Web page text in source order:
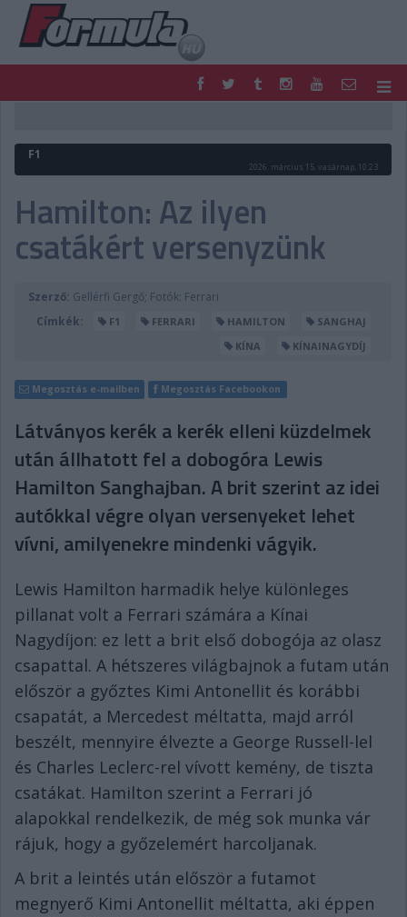
FORMULA
MOTOR
HAZAI
PODCAST
SHOP
TIPPJÁTÉK
DIGITÁLIS MAGAZIN
PONTÁLLÁSOK
F1
2026. március 15. vasárnap, 10:23
Hamilton: Az ilyen
csatákért versenyzünk
Szerző: Gellérfi Gergő; Fotók: Ferrari
Címkék:
F1 FERRARI HAMILTON
SANGHAJ
KÍNA
KÍNAINAGYDÍJ
Megosztás e-mailben Megosztás Facebookon
Látványos kerék a kerék elleni küzdelmek
után állhatott fel a dobogóra Lewis
Hamilton Sanghajban. A brit szerint az idei
autókkal végre olyan versenyeket lehet
vívni, amilyenekre mindenki vágyik.
Lewis Hamilton harmadik helye különleges
pillanat volt a Ferrari számára a Kínai
Nagydíjon: ez lett a brit első dobogója az olasz
csapattal. A hétszeres világbajnok a futam után
először a győztes Kimi Antonellit és korábbi
csapatát, a Mercedest méltatta, majd arról
beszélt, mennyire élvezte a George Russell-lel
és Charles Leclerc-rel vívott kemény, de tiszta
csatákat. Hamilton szerint a Ferrari jó
alapokkal rendelkezik, de még sok munka vár
rájuk, hogy a győzelemért harcoljanak.
A brit a leintés után először a futamot
megnyerő Kimi Antonellit méltatta, aki éppen